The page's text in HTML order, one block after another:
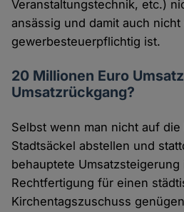
Veranstaltungstechnik, etc.)
ansässig und damit auch nicht
gewerbesteuerpflichtig ist.
20 Millionen Euro
Umsatzrückgang?
Selbst wenn man nicht auf
Stadtsäckel abstellen und
behauptete
Rechtfertigung für einen
Kirchentagszuschuss